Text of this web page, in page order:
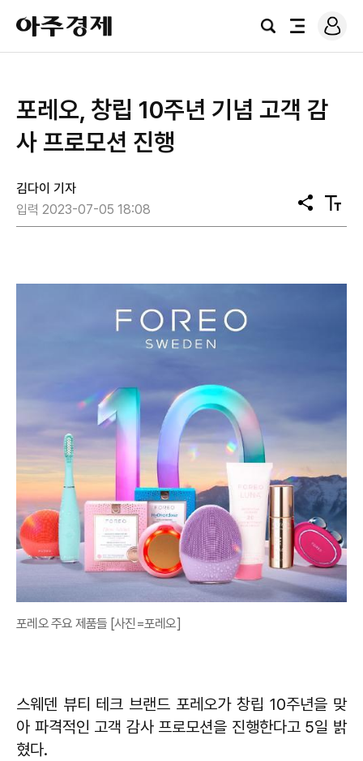
아
주
경
검
전
로
그
포레오, 창립 10주년 기념 고객 감
사 프로모션 진행
김다이 기자
입력 2023-07-05 18:08
공
유
텍
스
포레오 주요 제품들 [사진=포레오]
스웨덴 뷰티 테크 브랜드 포레오가 창립 10주년을 맞
아 파격적인 고객 감사 프로모션을 진행한다고 5일 밝
혔다.